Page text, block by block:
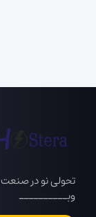
تحولی نو در صنعت
وبــــــــــ